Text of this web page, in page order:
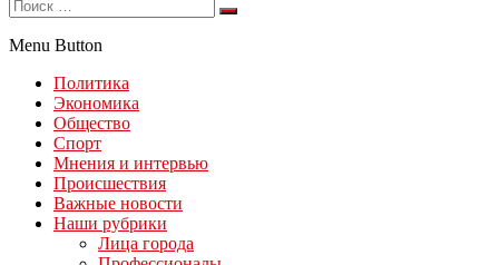
Menu Button
Политика
Экономика
Общество
Спорт
Мнения и интервью
Происшествия
Важные новости
Наши рубрики
Лица города